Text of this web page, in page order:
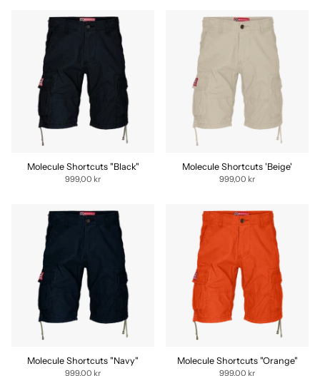
Molecule Shortcuts "Black"
999,00 kr
Molecule Shortcuts 'Beige'
999,00 kr
Molecule Shortcuts "Navy"
999,00 kr
Molecule Shortcuts "Orange"
999,00 kr